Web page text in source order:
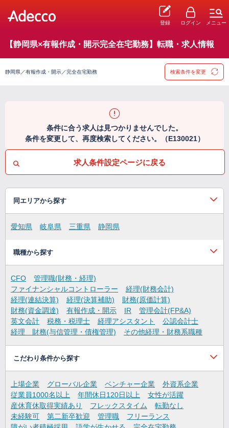
登録 ログイン メニュー
【静岡県×有報作成・開示完全在宅勤務】転職・求人情報
静岡県／有報作成・開示／完全在宅勤務 検索条件を変更
条件に合う求人は見つかりませんでした。
条件を変更して、再度検索してください。（E130021）
求人条件設定ページに戻る
同エリアから探す
愛知県 岐阜県 三重県 静岡県
職種から探す
CFO
管理職(財務・経理)
ファイナンシャルコントローラー
経理(財務会計)
経理(連結決算)
経理(決算補助)
財務(原価計算)
財務(資金調達)
有報作成・開示 IR
管理会計(FP&A)
英文会計
税務・税理士 経理アシスタント
公認会計士
経理 財務(与信管理・債権管理)
その他経理・財務系職種
こだわり条件から探す
上場企業 グローバル企業 ベンチャー企業
外資系企業
従業員1000名以上
年間休日120日以上
女性が活躍
産休育休取得実績あり
フレックスタイム
転勤なし
未経験可
第二新卒歓迎 管理職
フリーランス